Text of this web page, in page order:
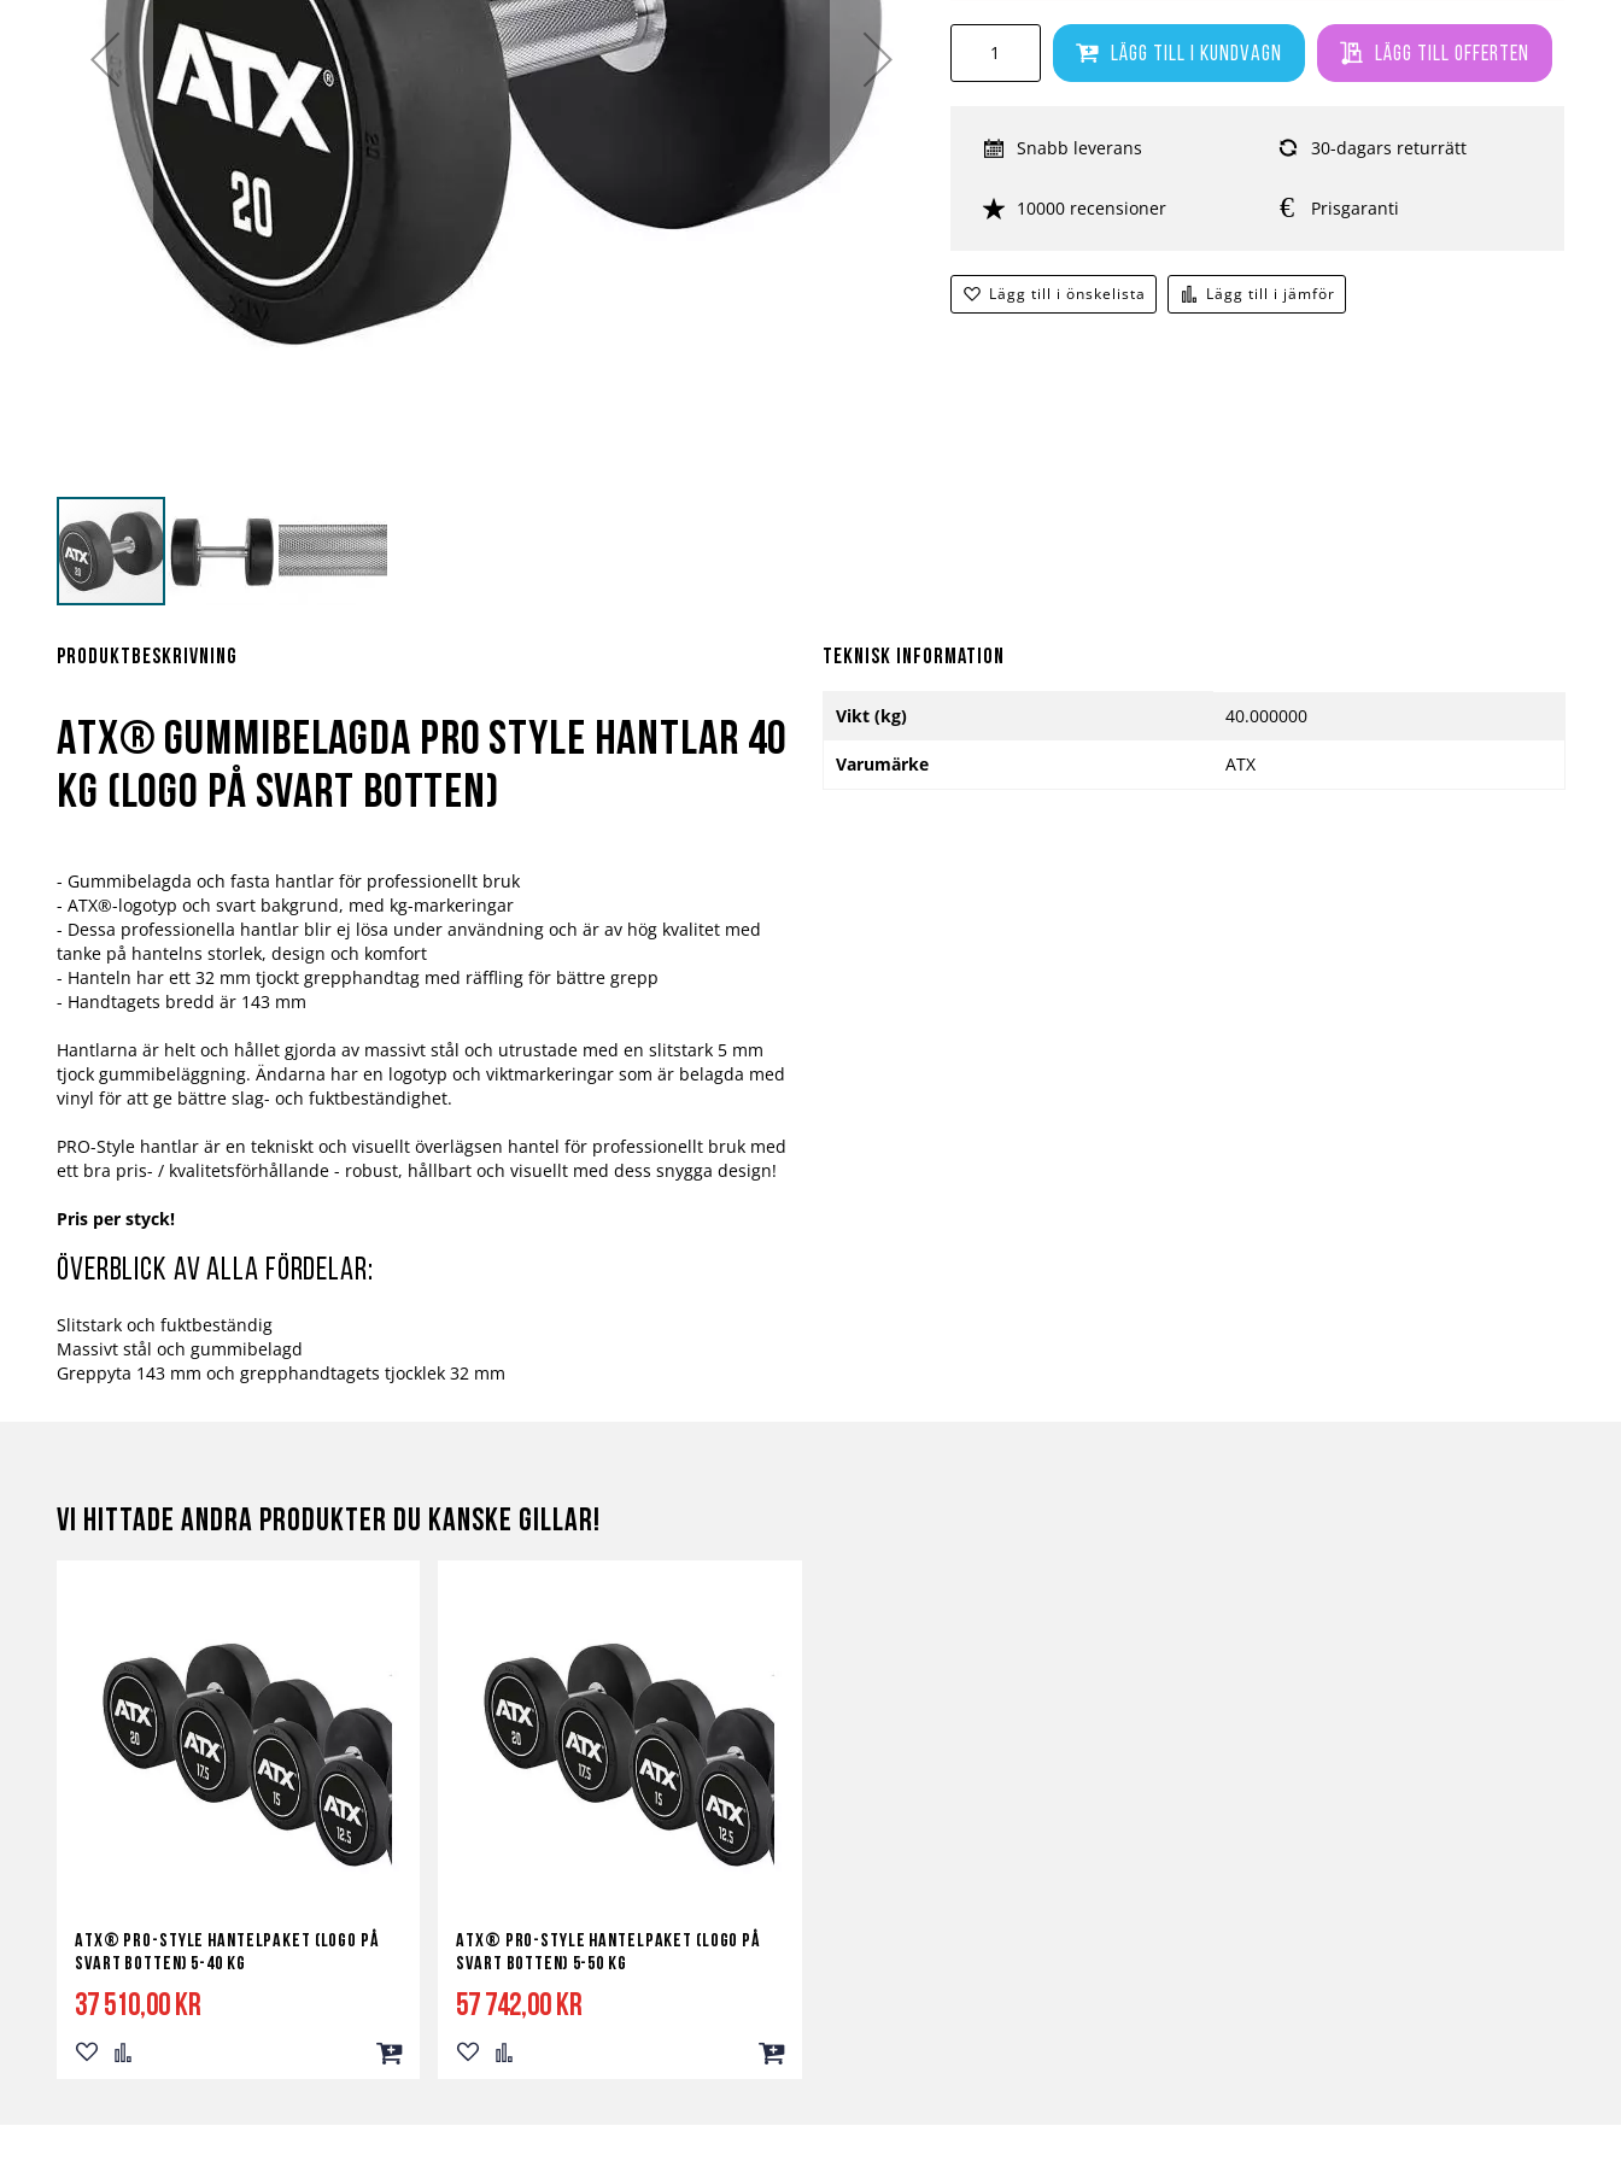
Lägg till i kundvagn Lägg till offerten
Lägg till i önskelista Lägg till i jämför
Snabb leverans 30-dagars returrätt
10000 recensioner Prisgaranti
början
Produktbeskrivning
ATX® Gummibelagda Pro Style Hantlar 40
kg (Logo på svart botten)
- Gummibelagda och fasta hantlar för professionellt bruk
- ATX®-logotyp och svart bakgrund, med kg-markeringar
- Dessa professionella hantlar blir ej lösa under användning och är av hög kvalitet med
tanke på hantelns storlek, design och komfort
- Hanteln har ett 32 mm tjockt grepphandtag med räffling för bättre grepp
- Handtagets bredd är 143 mm
Hantlarna är helt och hållet gjorda av massivt stål och utrustade med en slitstark 5 mm
tjock gummibeläggning. Ändarna har en logotyp och viktmarkeringar som är belagda med
vinyl för att ge bättre slag- och fuktbeständighet.
PRO-Style hantlar är en tekniskt och visuellt överlägsen hantel för professionellt bruk med
ett bra pris- / kvalitetsförhållande - robust, hållbart och visuellt med dess snygga design!
Pris per styck!
Överblick av alla fördelar:
Slitstark och fuktbeständig
Massivt stål och gummibelagd
Greppyta 143 mm och grepphandtagets tjocklek 32 mm
Teknisk information
information
Vikt (kg) 40.000000
Varumärke ATX
Vi hittade andra produkter du kanske gillar!
ATX® PRO-Style hantelpaket (Logo på
svart botten) 5-40 kg
37 510,00 kr
Lägg
Lägg Lägg
ATX® PRO-Style hantelpaket (Logo på
svart botten) 5-50 kg
57 742,00 kr
Lägg
Lägg Lägg